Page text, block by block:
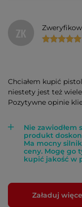
ZK
Chciałem kupić
niestety jest też
Pozytywne opinie
Nie zawiodłem
produkt
Ma mocny
ceny. Mogę go
kupić jakość w
Załaduj